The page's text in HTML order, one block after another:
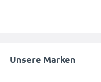
Unsere Marken